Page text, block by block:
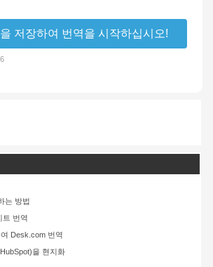
저장하여 번역을 시작하십시오!
는 방법
트 번역
Desk.com 번역
을 현지화